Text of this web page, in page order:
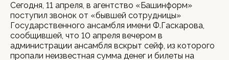
Сегодня, 11 апреля, в агентство «Башинформ»
поступил звонок от «бывшей сотрудницы»
Государственного ансамбля имени Ф.Гаскарова,
сообщившей, что 10 апреля вечером в
администрации ансамбля вскрыт сейф, из которого
пропали неизвестная сумма денег и билеты на